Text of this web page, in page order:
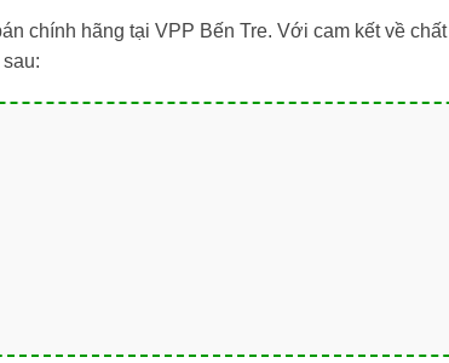
chính hãng tại VPP Bến Tre. Với cam kết về